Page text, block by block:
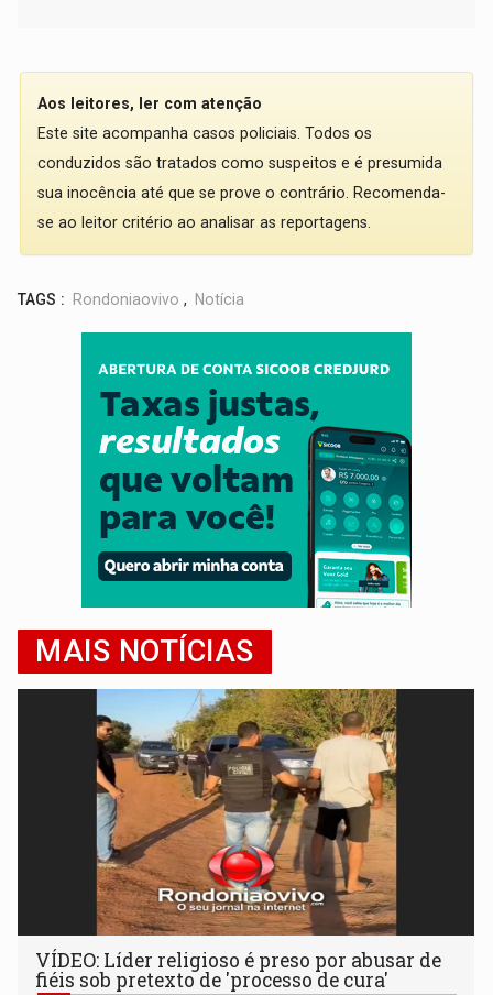
Aos leitores, ler com atenção
Este site acompanha casos policiais. Todos os
conduzidos são tratados como suspeitos e é presumida
sua inocência até que se prove o contrário. Recomenda-
se ao leitor critério ao analisar as reportagens.
TAGS : Rondoniaovivo , Notícia
MAIS NOTÍCIAS
VÍDEO: Líder religioso é preso por abusar de
fiéis sob pretexto de 'processo de cura'